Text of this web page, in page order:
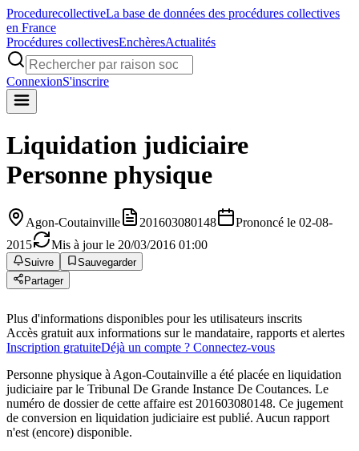
ProcedurecollectiveLa base de données des procédures collectives
en France
Procédures collectivesEnchèresActualités
ConnexionS'inscrire
Liquidation judiciaire
Personne physique
Agon-Coutainville 201603080148
Prononcé le 02-08-
2015
Mis à jour le 20/03/2016 01:00
Suivre
Sauvegarder
Partager
Plus d'informations disponibles pour les utilisateurs inscrits
Accès gratuit aux informations sur le mandataire, rapports et alertes
Inscription gratuiteDéjà un compte ? Connectez-vous
Personne physique à Agon-Coutainville a été placée en liquidation
judiciaire par le Tribunal De Grande Instance De Coutances. Le
numéro de dossier de cette affaire est 201603080148. Ce jugement
de conversion en liquidation judiciaire est publié. Aucun rapport
n'est (encore) disponible.